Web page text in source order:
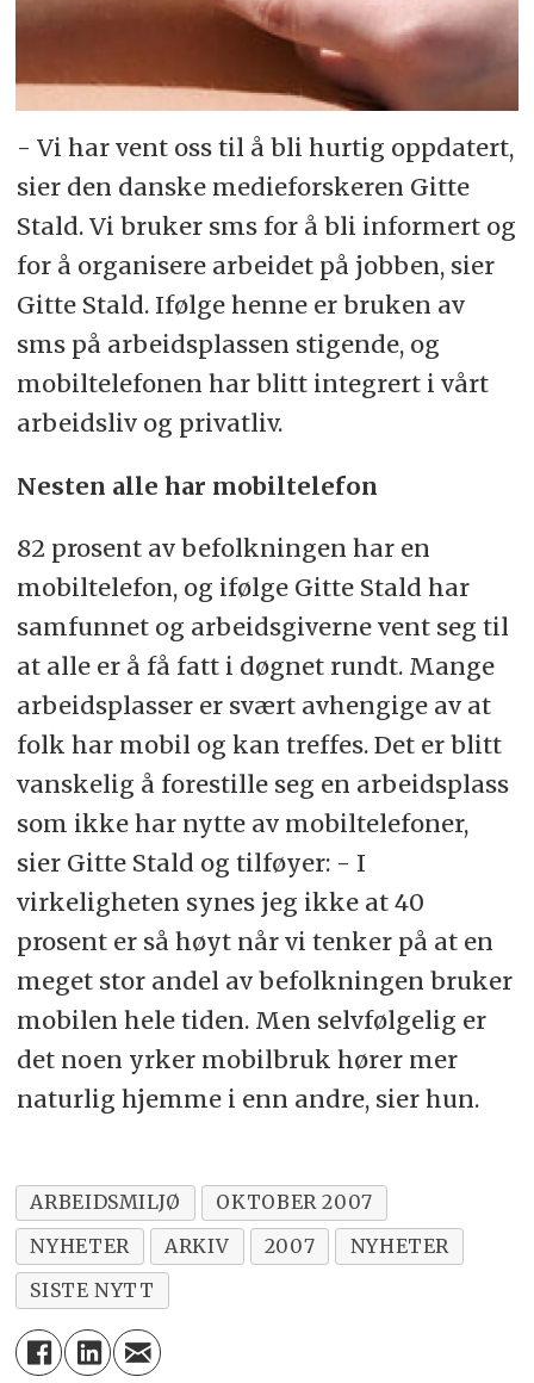
- Vi har vent oss til å bli hurtig oppdatert,
sier den danske medieforskeren Gitte
Stald. Vi bruker sms for å bli informert og
for å organisere arbeidet på jobben, sier
Gitte Stald. Ifølge henne er bruken av
sms på arbeidsplassen stigende, og
mobiltelefonen har blitt integrert i vårt
arbeidsliv og privatliv.
Nesten alle har mobiltelefon
82 prosent av befolkningen har en
mobiltelefon, og ifølge Gitte Stald har
samfunnet og arbeidsgiverne vent seg til
at alle er å få fatt i døgnet rundt. Mange
arbeidsplasser er svært avhengige av at
folk har mobil og kan treffes. Det er blitt
vanskelig å forestille seg en arbeidsplass
som ikke har nytte av mobiltelefoner,
sier Gitte Stald og tilføyer: - I
virkeligheten synes jeg ikke at 40
prosent er så høyt når vi tenker på at en
meget stor andel av befolkningen bruker
mobilen hele tiden. Men selvfølgelig er
det noen yrker mobilbruk hører mer
naturlig hjemme i enn andre, sier hun.
ARBEIDSMILJØ
OKTOBER 2007
NYHETER
ARKIV 2007
NYHETER
SISTE NYTT